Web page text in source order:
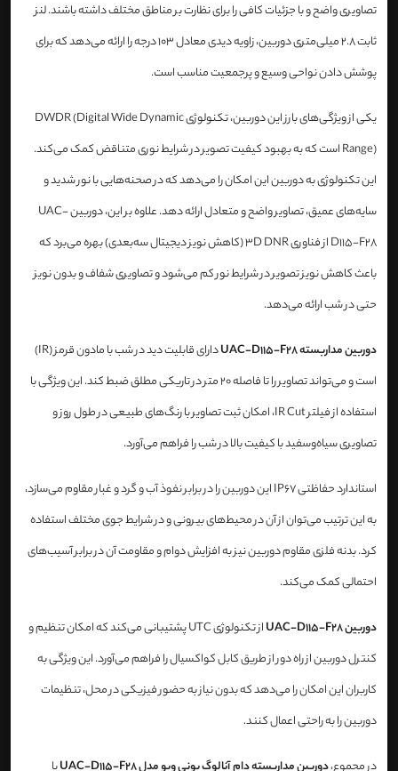
تصاویری واضح و با جزئیات کافی را برای نظارت بر مناطق مختلف داشته باشند. لنز
ثابت 2.8 میلی‌متری دوربین، زاویه دیدی معادل 103 درجه را ارائه می‌دهد که برای
پوشش دادن نواحی وسیع و پرجمعیت مناسب است.
یکی از ویژگی‌های بارز این دوربین، تکنولوژی DWDR (Digital Wide Dynamic
Range) است که به بهبود کیفیت تصویر در شرایط نوری متناقض کمک می‌کند.
این تکنولوژی به دوربین این امکان را می‌دهد که در صحنه‌هایی با نور شدید و
سایه‌های عمیق، تصاویر واضح و متعادل ارائه دهد. علاوه بر این، دوربین UAC-
D115-F28 از فناوری 3D DNR (کاهش نویز دیجیتال سه‌بعدی) بهره می‌برد که
باعث کاهش نویز تصویر در شرایط نور کم می‌شود و تصاویری شفاف و بدون نویز
حتی در شب ارائه می‌دهد.
دوربین مداربسته UAC-D115-F28
دارای قابلیت دید در شب با مادون قرمز (IR)
است و می‌تواند تصاویر را تا فاصله 20 متر در تاریکی مطلق ضبط کند. این ویژگی با
استفاده از فیلتر IR Cut، امکان ثبت تصاویر با رنگ‌های طبیعی در طول روز و
تصاویری سیاه‌وسفید با کیفیت بالا در شب را فراهم می‌آورد.
استاندارد حفاظتی IP67 این دوربین را در برابر نفوذ آب و گرد و غبار مقاوم می‌سازد،
به این ترتیب می‌توان از آن در محیط‌های بیرونی و در شرایط جوی مختلف استفاده
کرد. بدنه فلزی مقاوم دوربین نیز به افزایش دوام و مقاومت آن در برابر آسیب‌های
احتمالی کمک می‌کند.
دوربین UAC-D115-F28
از تکنولوژی UTC پشتیبانی می‌کند که امکان تنظیم و
کنترل دوربین از راه دور از طریق کابل کواکسیال را فراهم می‌آورد. این ویژگی به
کاربران این امکان را می‌دهد که بدون نیاز به حضور فیزیکی در محل، تنظیمات
دوربین را به راحتی اعمال کنند.
در مجموع،دوربین مداربسته دام آنالوگ یونی ویو مدل UAC-D115-F28 با